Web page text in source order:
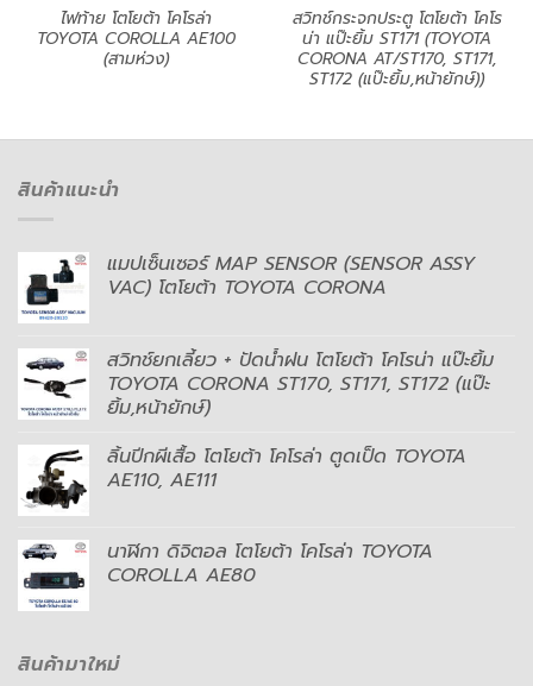
ไฟท้าย โตโยต้า โคโรล่า
TOYOTA COROLLA AE100
(สามห่วง)
สวิทช์กระจกประตู โตโยต้า โคโร
น่า แป๊ะยิ้ม ST171 (TOYOTA
CORONA AT/ST170, ST171,
ST172 (แป๊ะยิ้ม,หน้ายักษ์))
สินค้าแนะนำ
แมปเซ็นเซอร์ MAP SENSOR (SENSOR ASSY
VAC) โตโยต้า TOYOTA CORONA
สวิทช์ยกเลี้ยว + ปัดน้ำฝน โตโยต้า โคโรน่า แป๊ะยิ้ม
TOYOTA CORONA ST170, ST171, ST172 (แป๊ะ
ยิ้ม,หน้ายักษ์)
ลิ้นปีกผีเสื้อ โตโยต้า โคโรล่า ตูดเป็ด TOYOTA
AE110, AE111
นาฬิกา ดิจิตอล โตโยต้า โคโรล่า TOYOTA
COROLLA AE80
สินค้ามาใหม่